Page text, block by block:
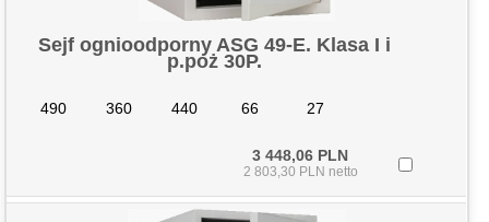
Sejf ognioodporny ASG 49-E. Klasa I i
p.poż 30P.
490 360 440 66 27
3 448,06 PLN
2 803,30 PLN netto